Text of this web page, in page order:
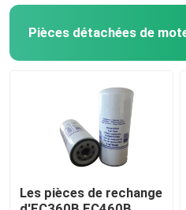
Pièces détachées de
Les pièces de rechange